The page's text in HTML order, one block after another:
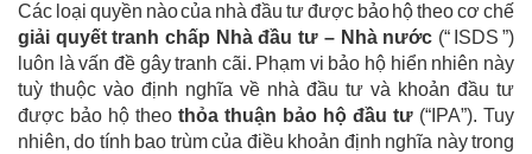
Các loại quyền nào của nhà đầu tư được bảo hộ theo cơ chế
giải quyết tranh chấp Nhà đầu tư – Nhà nước (“ ISDS ”)
luôn là vấn đề gây tranh cãi. Phạm vi bảo hộ hiển nhiên này
tuỳ thuộc vào định nghĩa về nhà đầu tư và khoản đầu tư
được bảo hộ theo thỏa thuận bảo hộ đầu tư (“IPA”). Tuy
nhiên, do tính bao trùm của điều khoản định nghĩa này trong